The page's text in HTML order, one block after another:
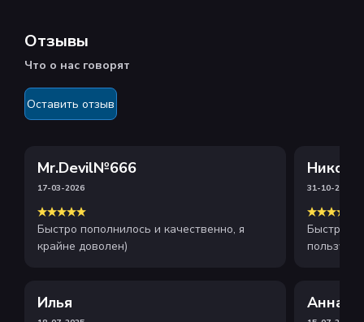
Отзывы
Что о нас говорят
Оставить отзыв
Mr.Devil№666
17-03-2026
Быстро пополнилось и качественно, я
крайне доволен)
31-10-2025
Быстрое
Илья Анна